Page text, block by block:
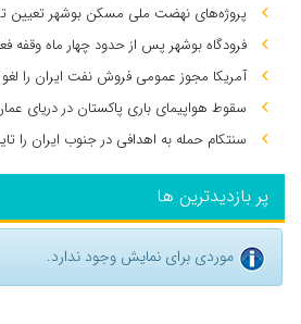
پروژه‌های نهضت ملی مسکن بوشهر تعیین
فرودگاه بوشهر پس از حدود چهار ماه وقفه
آمریکا مجوز عمومی فروش نفت ایران را لغو
سقوط هواپیمای باری پاکستان در دریای
سنتکام حمله به اهدافی در جنوب ایران را
پر بازدیدترین ها
موردی برای نمایش وجود ندارد.